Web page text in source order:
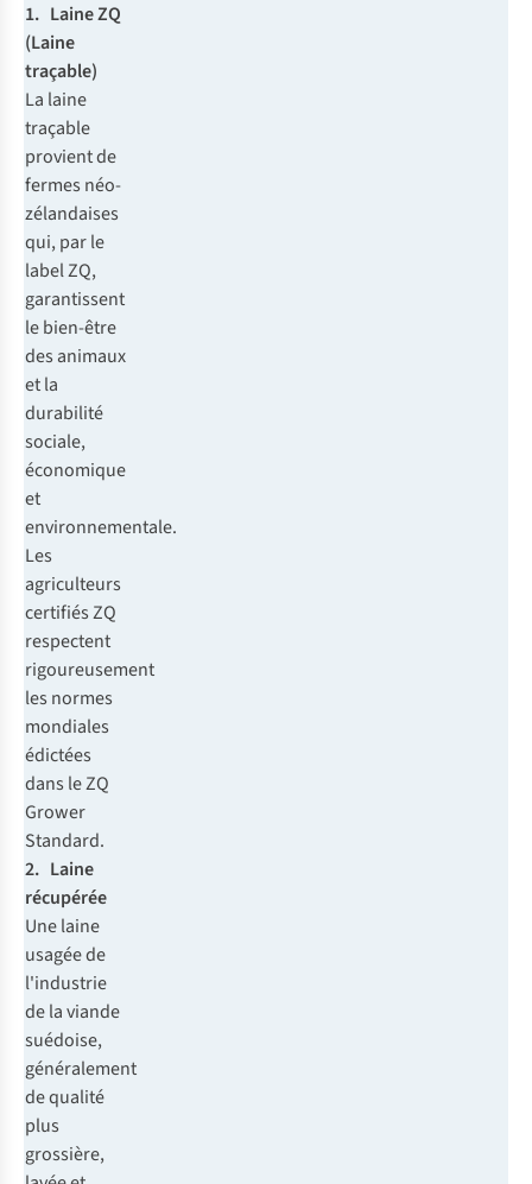
1. Laine ZQ
(Laine
traçable)
La laine
traçable
provient de
fermes néo-
zélandaises
qui, par le
label ZQ,
garantissent
le bien-être
des animaux
et la
durabilité
sociale,
économique
et
environnementale.
Les
agriculteurs
certifiés ZQ
respectent
rigoureusement
les normes
mondiales
édictées
dans le ZQ
Grower
Standard.
2. Laine
récupérée
Une laine
usagée de
l'industrie
de la viande
suédoise,
généralement
de qualité
plus
grossière,